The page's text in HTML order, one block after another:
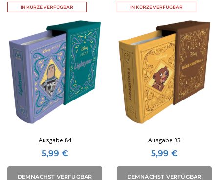
IN KÜRZE VERFÜGBAR
Ausgabe 84
5,99 €
DEMNÄCHST VERFÜGBAR
IN KÜRZE VERFÜGBAR
Ausgabe 83
5,99 €
DEMNÄCHST VERFÜGBAR